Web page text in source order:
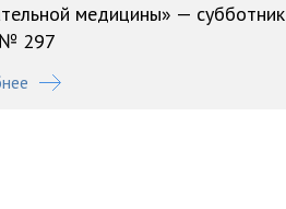
медицины» — субботник
297